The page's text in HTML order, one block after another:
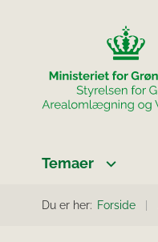
Temaer
Du er her: Forside